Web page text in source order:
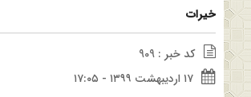
خیرات
کد خبر : 909
۱۷ اردیبهشت ۱۳۹۹ - ۱۷:۰۵